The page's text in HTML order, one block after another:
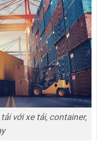
với xe tải, container,